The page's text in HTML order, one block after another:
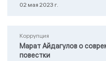
02 мая 2023 г.
Коррупция
Марат Айдагулов о
повестки